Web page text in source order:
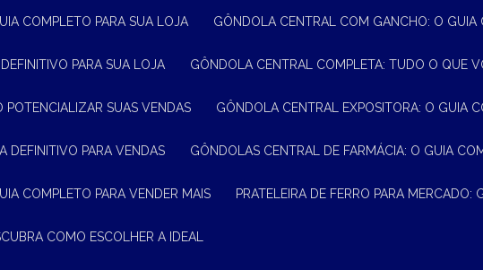
COMPLETO PARA SUA LOJA GÔNDOLA CENTRAL COM GANCHO: O
PARA SUA LOJA GÔNDOLA CENTRAL COMPLETA: TUDO O QUE
POTENCIALIZAR SUAS VENDAS GÔNDOLA CENTRAL EXPOSITORA: O GUIA
DEFINITIVO PARA VENDAS GÔNDOLAS CENTRAL DE FARMÁCIA: O GUIA
COMPLETO PARA VENDER MAIS PRATELEIRA DE FERRO PARA
COMO ESCOLHER A IDEAL